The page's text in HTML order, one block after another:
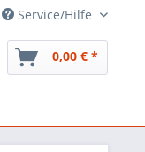
Service/Hilfe
0,00 € *